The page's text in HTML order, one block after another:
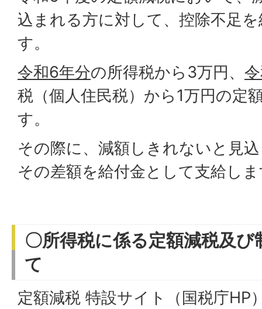
込まれる方に対して、控除不足
す。
令和6年分の所得税から3万円、
税（個人住民税）から1万円の定
す。
その際に、減額しきれないと見
その差額を給付金として支給し
〇所得税に係る定額減税及
て
定額減税 特設サイト（国税庁HP